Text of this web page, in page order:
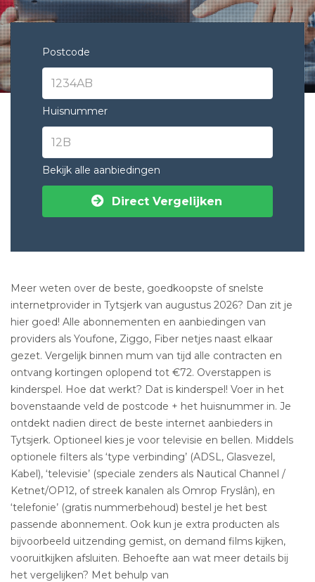
Postcode
Huisnummer
Bekijk alle aanbiedingen
Direct Vergelijken
Meer weten over de beste, goedkoopste of snelste
internetprovider in Tytsjerk van augustus 2026? Dan zit je
hier goed! Alle abonnementen en aanbiedingen van
providers als Youfone, Ziggo, Fiber netjes naast elkaar
gezet. Vergelijk binnen mum van tijd alle contracten en
ontvang kortingen oplopend tot €72. Overstappen is
kinderspel. Hoe dat werkt? Dat is kinderspel! Voer in het
bovenstaande veld de postcode + het huisnummer in. Je
ontdekt nadien direct de beste internet aanbieders in
Tytsjerk. Optioneel kies je voor televisie en bellen. Middels
optionele filters als ‘type verbinding’ (ADSL, Glasvezel,
Kabel), ‘televisie’ (speciale zenders als Nautical Channel /
Ketnet/OP12, of streek kanalen als Omrop Fryslân), en
‘telefonie’ (gratis nummerbehoud) bestel je het best
passende abonnement. Ook kun je extra producten als
bijvoorbeeld uitzending gemist, on demand films kijken,
vooruitkijken afsluiten. Behoefte aan wat meer details bij
het vergelijken? Met behulp van